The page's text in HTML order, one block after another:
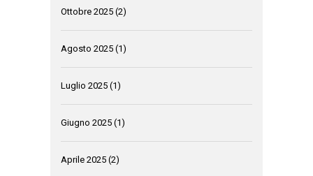
Ottobre 2025 (2)
Agosto 2025 (1)
Luglio 2025 (1)
Giugno 2025 (1)
Aprile 2025 (2)